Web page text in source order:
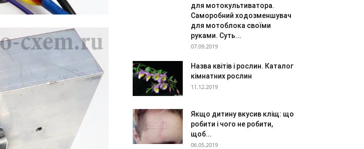
для мотокультиватора.
Саморобний ходозменшувач
для мотоблока своїми
руками. Суть...
07.09.2019
Назва квітів і рослин. Каталог
кімнатних рослин
11.12.2019
Якщо дитину вкусив кліщ: що
робити і чого не робити,
щоб...
06.05.2019